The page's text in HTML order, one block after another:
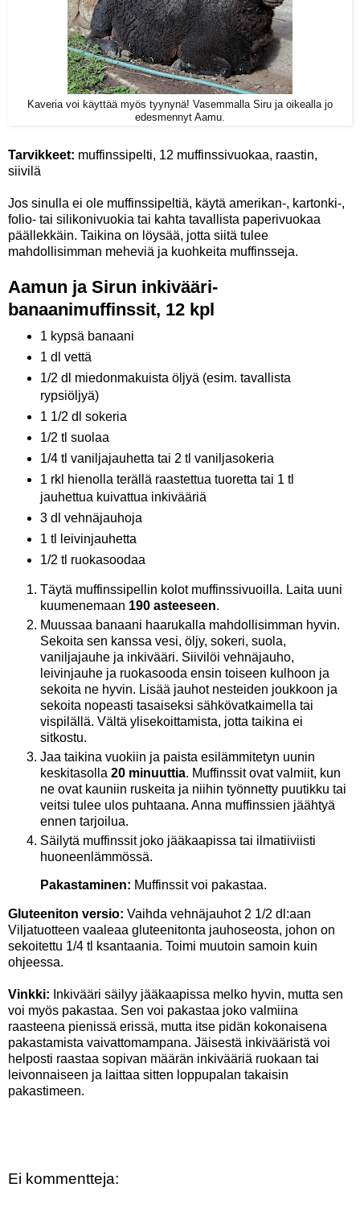
Kaveria voi käyttää myös tyynynä! Vasemmalla Siru ja oikealla jo
edesmennyt Aamu.
Tarvikkeet: muffinssipelti, 12 muffinssivuokaa, raastin,
siivilä
Jos sinulla ei ole muffinssipeltiä, käytä amerikan-, kartonki-,
folio- tai silikonivuokia tai kahta tavallista paperivuokaa
päällekkäin. Taikina on löysää, jotta siitä tulee
mahdollisimman meheviä ja kuohkeita muffinsseja.
Aamun ja Sirun inkivääri-
banaanimuffinssit, 12 kpl
1 kypsä banaani
1 dl vettä
1/2 dl miedonmakuista öljyä (esim. tavallista
rypsiöljyä)
1 1/2 dl sokeria
1/2 tl suolaa
1/4 tl vaniljajauhetta tai 2 tl vaniljasokeria
1 rkl hienolla terällä raastettua tuoretta tai 1 tl
jauhettua kuivattua inkivääriä
3 dl vehnäjauhoja
1 tl leivinjauhetta
1/2 tl ruokasoodaa
Täytä muffinssipellin kolot muffinssivuoilla. Laita uuni
kuumenemaan 190 asteeseen.
Muussaa banaani haarukalla mahdollisimman hyvin.
Sekoita sen kanssa vesi, öljy, sokeri, suola,
vaniljajauhe ja inkivääri. Siivilöi vehnäjauho,
leivinjauhe ja ruokasooda ensin toiseen kulhoon ja
sekoita ne hyvin. Lisää jauhot nesteiden joukkoon ja
sekoita nopeasti tasaiseksi sähkövatkaimella tai
vispilällä. Vältä ylisekoittamista, jotta taikina ei
sitkostu.
Jaa taikina vuokiin ja paista esilämmitetyn uunin
keskitasolla 20 minuuttia. Muffinssit ovat valmiit, kun
ne ovat kauniin ruskeita ja niihin työnnetty puutikku tai
veitsi tulee ulos puhtaana. Anna muffinssien jäähtyä
ennen tarjoilua.
Säilytä muffinssit joko jääkaapissa tai ilmatiiviisti
huoneenlämmössä.
Pakastaminen: Muffinssit voi pakastaa.
Gluteeniton versio: Vaihda vehnäjauhot 2 1/2 dl:aan
Viljatuotteen vaaleaa gluteenitonta jauhoseosta, johon on
sekoitettu 1/4 tl ksantaania. Toimi muutoin samoin kuin
ohjeessa.
Vinkki: Inkivääri säilyy jääkaapissa melko hyvin, mutta sen
voi myös pakastaa. Sen voi pakastaa joko valmiina
raasteena pienissä erissä, mutta itse pidän kokonaisena
pakastamista vaivattomampana. Jäisestä inkivääristä voi
helposti raastaa sopivan määrän inkivääriä ruokaan tai
leivonnaiseen ja laittaa sitten loppupalan takaisin
pakastimeen.
Ei kommentteja: